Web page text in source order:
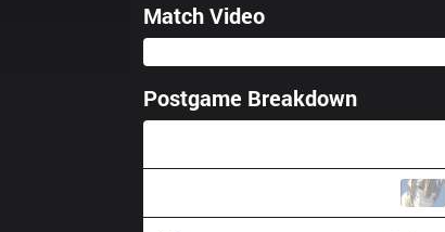
Match Video
Postgame Breakdown